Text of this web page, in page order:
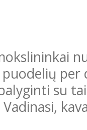
su
Vadinasi,